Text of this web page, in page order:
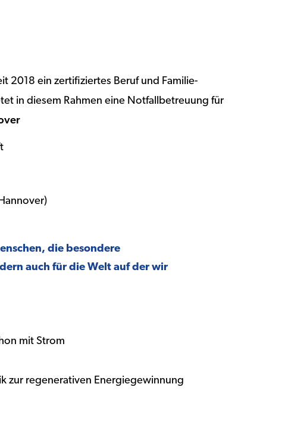
2018 ein zertifiziertes Beruf und Familie-
in diesem Rahmen eine Notfallbetreuung für
die besondere
auch für die Welt auf der wir
mit Strom
zur regenerativen Energiegewinnung